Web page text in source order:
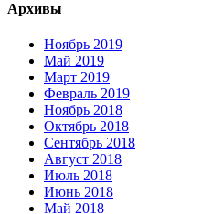
Архивы
Ноябрь 2019
Май 2019
Март 2019
Февраль 2019
Ноябрь 2018
Октябрь 2018
Сентябрь 2018
Август 2018
Июль 2018
Июнь 2018
Май 2018